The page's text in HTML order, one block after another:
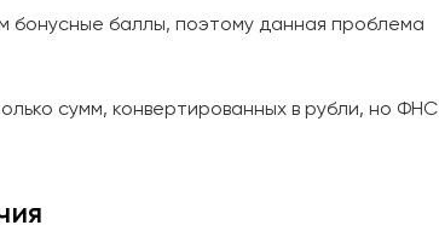
бонусные баллы, поэтому данная проблема
сумм, конвертированных в рубли, но ФНС